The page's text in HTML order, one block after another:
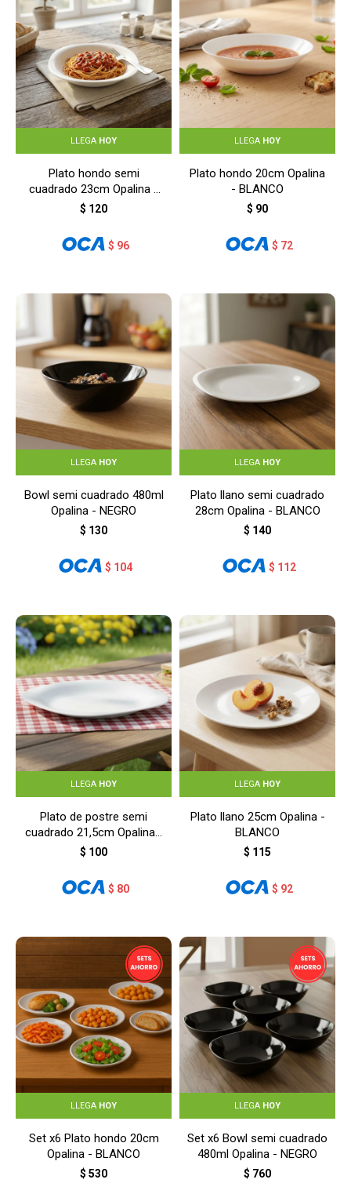
LLEGA HOY
Plato hondo semi
cuadrado 23cm Opalina -
BLANCO
$ 120
$ 96
LLEGA HOY
Plato hondo 20cm Opalina
- BLANCO
$ 90
$ 72
LLEGA HOY
Bowl semi cuadrado 480ml
Opalina - NEGRO
$ 130
$ 104
LLEGA HOY
Plato llano semi cuadrado
28cm Opalina - BLANCO
$ 140
$ 112
LLEGA HOY
Plato de postre semi
cuadrado 21,5cm Opalina -
BLANCO
$ 100
$ 80
LLEGA HOY
Plato llano 25cm Opalina -
BLANCO
$ 115
$ 92
LLEGA HOY
Set x6 Plato hondo 20cm
Opalina - BLANCO
$ 530
LLEGA HOY
Set x6 Bowl semi cuadrado
480ml Opalina - NEGRO
$ 760